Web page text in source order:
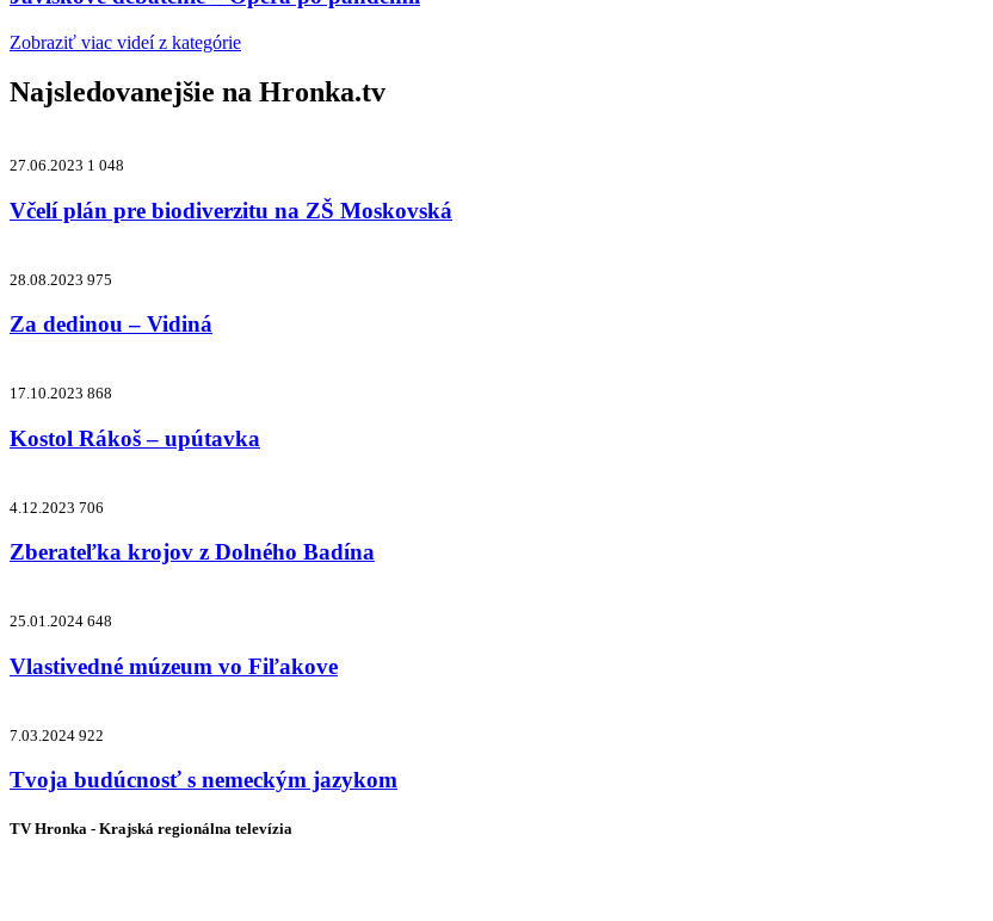
Zobraziť viac videí z kategórie
Najsledovanejšie na Hronka.tv
27.06.2023 1 048
Včelí plán pre biodiverzitu na ZŠ Moskovská
28.08.2023 975
Za dedinou – Vidiná
17.10.2023 868
Kostol Rákoš – upútavka
4.12.2023 706
Zberateľka krojov z Dolného Badína
25.01.2024 648
Vlastivedné múzeum vo Fiľakove
7.03.2024 922
Tvoja budúcnosť s nemeckým jazykom
TV Hronka - Krajská regionálna televízia